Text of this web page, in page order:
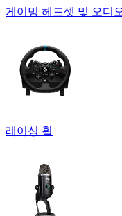
게이밍 헤드셋 및 오디
레이싱 휠